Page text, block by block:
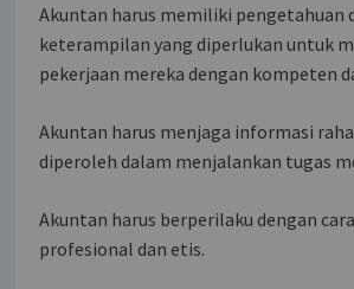
Akuntan harus memiliki pengetahuan
keterampilan yang diperlukan untuk
pekerjaan mereka dengan kompeten
Akuntan harus menjaga informasi
diperoleh dalam menjalankan tugas
Akuntan harus berperilaku dengan
profesional dan etis.